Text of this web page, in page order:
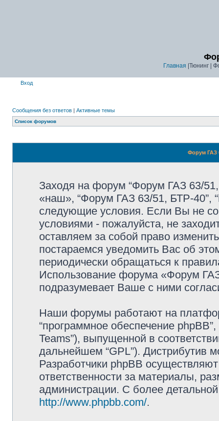
Главная |Тюнинг |
Вход
Сообщения без ответов | Активные темы
Список форумов
Форум ГАЗ
Заходя на форум “Форум ГАЗ 63/
«наш», “Форум ГАЗ 63/51, БТР-40”,
следующие условия. Если Вы не
условиями - пожалуйста, не
оставляем за собой право
постараемся уведомить Вас об
периодически обращаться к
Использование форума «Форум
подразумевает Ваше с ними
Наши форумы работают на
“программное обеспечение
Teams”), выпущенной в
дальнейшем “GPL”). Дистрибутив
Разработчики phpBB
ответственности за материалы,
администрации. С более
http://www.phpbb.com/.